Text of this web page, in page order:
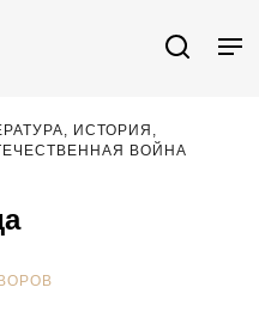
ИСТОРИЯ,
ВОЙНА